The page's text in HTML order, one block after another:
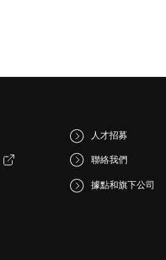
人才招募
聯絡我們
據點和旗下公司